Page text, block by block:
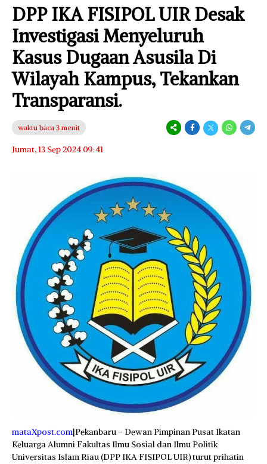
DPP IKA FISIPOL UIR Desak
Investigasi Menyeluruh
Kasus Dugaan Asusila Di
Wilayah Kampus, Tekankan
Transparansi.
waktu baca 3 menit
Jumat, 13 Sep 2024 09:41
mataXpost.com|Pekanbaru – Dewan Pimpinan Pusat Ikatan
Keluarga Alumni Fakultas Ilmu Sosial dan Ilmu Politik
Universitas Islam Riau (DPP IKA FISIPOL UIR) turut prihatin